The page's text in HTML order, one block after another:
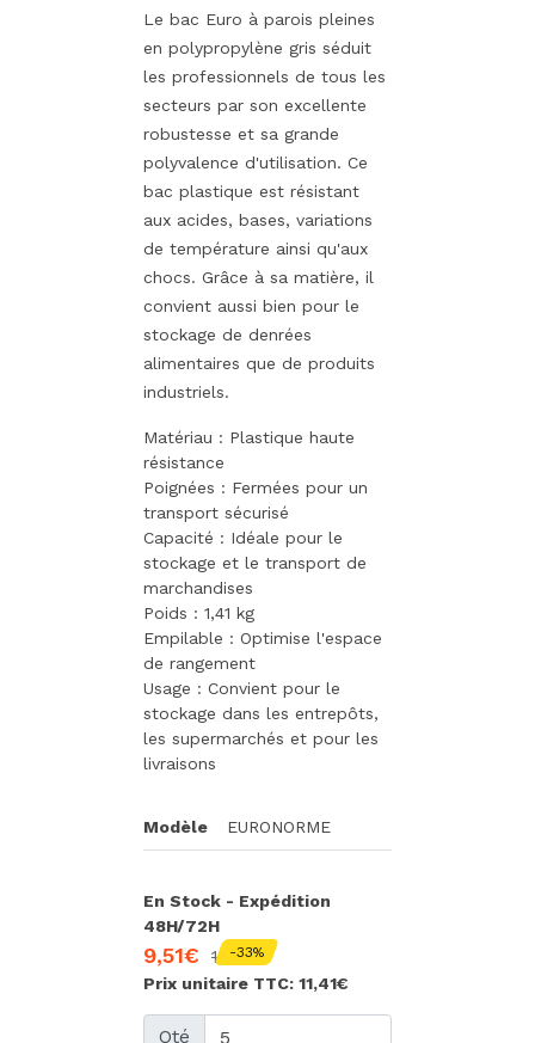
Le bac Euro à parois pleines
en polypropylène gris séduit
les professionnels de tous les
secteurs par son excellente
robustesse et sa grande
polyvalence d'utilisation. Ce
bac plastique est résistant
aux acides, bases, variations
de température ainsi qu'aux
chocs. Grâce à sa matière, il
convient aussi bien pour le
stockage de denrées
alimentaires que de produits
industriels.
Matériau : Plastique haute
résistance
Poignées : Fermées pour un
transport sécurisé
Capacité : Idéale pour le
stockage et le transport de
marchandises
Poids : 1,41 kg
Empilable : Optimise l'espace
de rangement
Usage : Convient pour le
stockage dans les entrepôts,
les supermarchés et pour les
livraisons
Modèle EURONORME
En Stock - Expédition
48H/72H
9,51€ 14,22€
-33%
Prix unitaire TTC: 11,41€
Qté